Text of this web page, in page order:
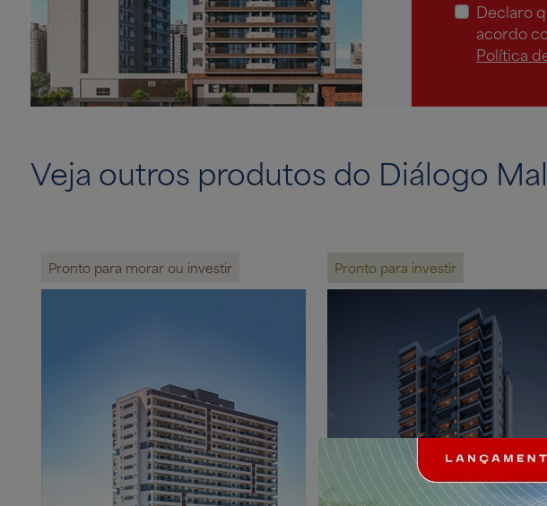
Declaro
acordo
Política
Veja outros produtos do Diálogo
Pronto para morar ou investir Pronto para investir